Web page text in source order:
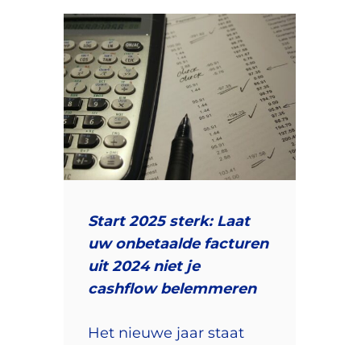
Start 2025 sterk: Laat
uw onbetaalde facturen
uit 2024 niet je
cashflow belemmeren
Het nieuwe jaar staat